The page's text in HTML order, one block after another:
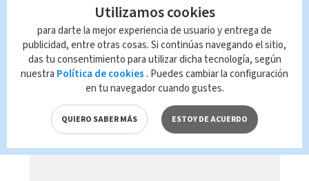
Telediario En Directo con Paula
Brenes, 06 de agosto 2026
Utilizamos cookies
para darte la mejor experiencia de usuario y entrega de
publicidad, entre otras cosas. Si continúas navegando el sitio,
das tu consentimiento para utilizar dicha tecnología, según
nuestra Política de cookies . Puedes cambiar la configuración
en tu navegador cuando gustes.
QUIERO SABER MÁS ESTOY DE ACUERDO